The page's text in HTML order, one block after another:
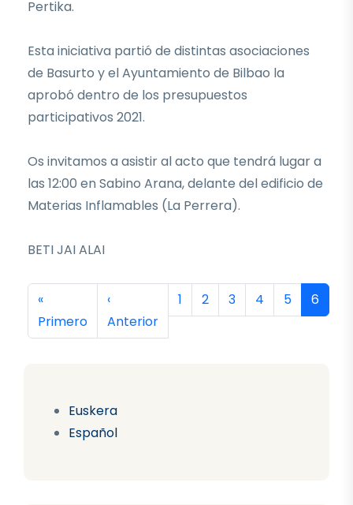
Euskera
Español
Pertika.
Esta iniciativa partió de distintas asociaciones
de Basurto y el Ayuntamiento de Bilbao la
aprobó dentro de los presupuestos
participativos 2021.
Os invitamos a asistir al acto que tendrá lugar a
las 12:00 en Sabino Arana, delante del edificio de
Materias Inflamables (La Perrera).
BETI JAI ALAI
Paginación
Primera página
«
Primero
Página anterior
‹
Anterior
Página
1 Página
2 Página
3 Página
4 Página
5 6